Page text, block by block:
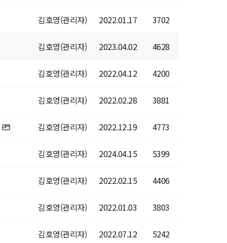
김호영(관리자) 2022.01.17 3702
김호영(관리자) 2023.04.02 4628
김호영(관리자) 2022.04.12 4200
김호영(관리자) 2022.02.28 3881
김호영(관리자) 2022.12.19 4773
김호영(관리자) 2024.04.15 5399
김호영(관리자) 2022.02.15 4406
김호영(관리자) 2022.01.03 3803
김호영(관리자) 2022.07.12 5242